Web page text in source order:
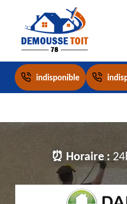
indisponible
⏰ Horaire :